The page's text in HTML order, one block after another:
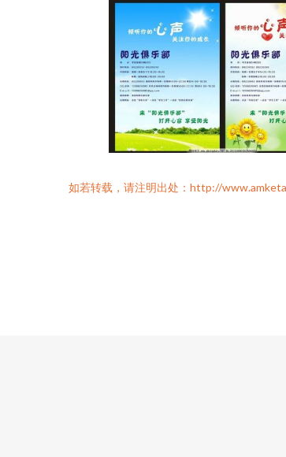
如若转载，请注明出处：http://